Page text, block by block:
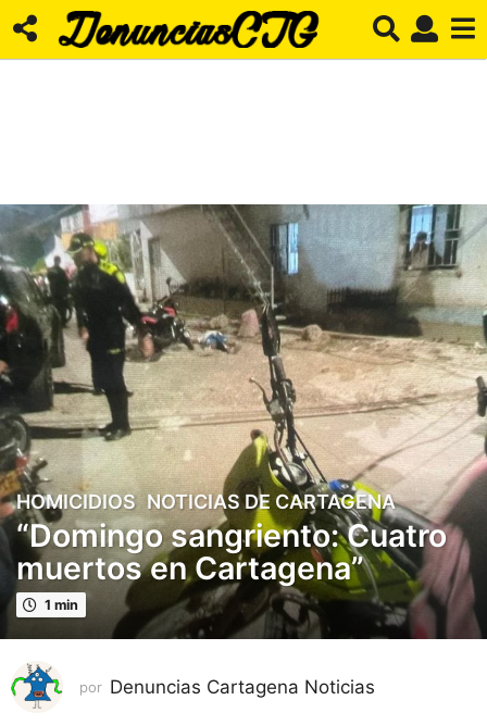
2
a
o
s
u
b
HOMICIDIOS ,NOTICIAS DE CARTAGENA
“Domingo sangriento: Cuatro
muertos en Cartagena”
1 min
por Denuncias Cartagena Noticias